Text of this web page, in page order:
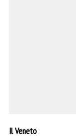
Il Veneto